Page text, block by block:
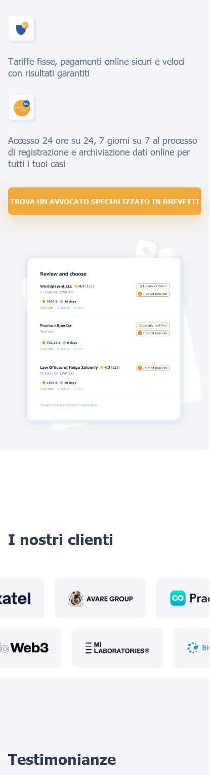
Tariffe fisse, pagamenti online sicuri e veloci
con risultati garantiti
Accesso 24 ore su 24, 7 giorni su 7 al processo
di registrazione e archiviazione dati online per
tutti i tuoi casi
TROVA UN AVVOCATO SPECIALIZZATO IN BREVETTI
I nostri clienti
Testimonianze